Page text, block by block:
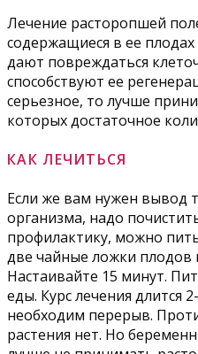
Лечение расторопшей
содержащиеся в ее
дают повреждаться
способствуют ее
серьезное, то лучше
которых достаточное
КАК ЛЕЧИТЬСЯ
Если же вам нужен вывод
организма, надо
профилактику, можно
две чайные ложки плодов
Настаивайте 15 минут.
еды. Курс лечения длится
необходим перерыв.
растения нет. Но